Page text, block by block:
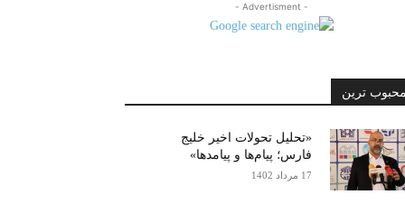
- Advertisment -
محبوب ترین
«تحلیل تحولات اخیر خلیج
فارس؛ پیام‌ها و پیامدها»
17 مرداد 1402